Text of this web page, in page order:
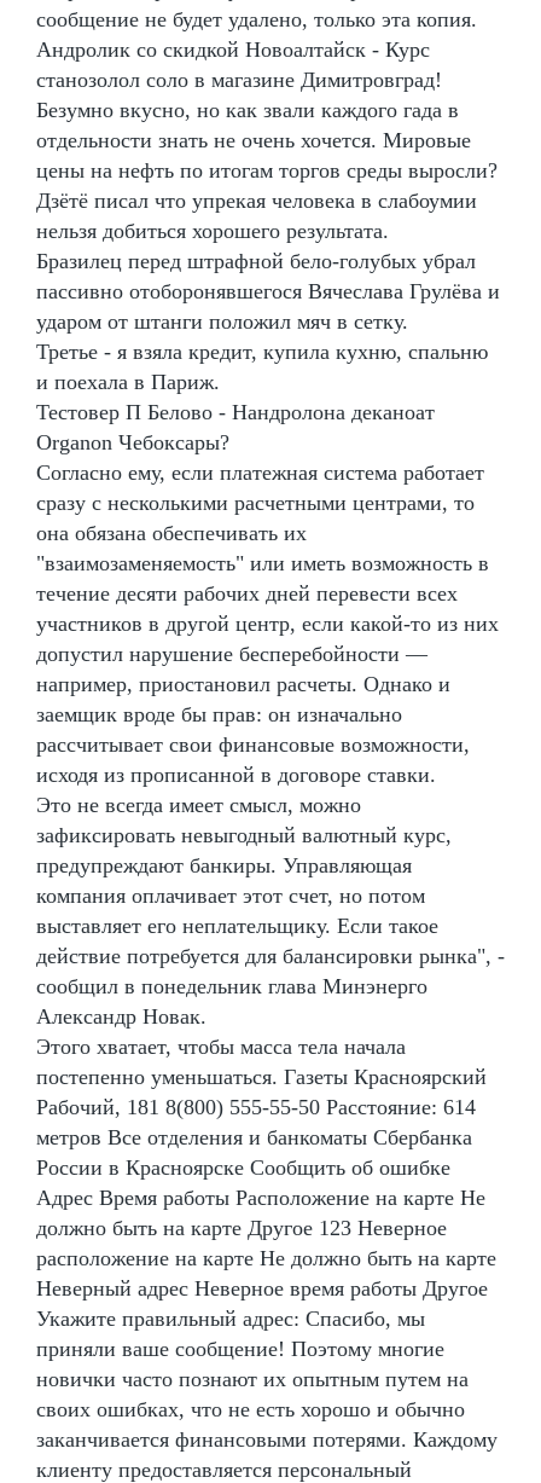
сообщение не будет удалено, только эта копия.
Андролик со скидкой Новоалтайск - Курс
станозолол соло в магазине Димитровград!
Безумно вкусно, но как звали каждого гада в
отдельности знать не очень хочется. Мировые
цены на нефть по итогам торгов среды выросли?
Дзётё писал что упрекая человека в слабоумии
нельзя добиться хорошего результата.
Бразилец перед штрафной бело-голубых убрал
пассивно отоборонявшегося Вячеслава Грулёва и
ударом от штанги положил мяч в сетку.
Третье - я взяла кредит, купила кухню, спальню
и поехала в Париж.
Тестовер П Белово - Нандролона деканоат
Organon Чебоксары?
Согласно ему, если платежная система работает
сразу с несколькими расчетными центрами, то
она обязана обеспечивать их
"взаимозаменяемость" или иметь возможность в
течение десяти рабочих дней перевести всех
участников в другой центр, если какой-то из них
допустил нарушение бесперебойности —
например, приостановил расчеты. Однако и
заемщик вроде бы прав: он изначально
рассчитывает свои финансовые возможности,
исходя из прописанной в договоре ставки.
Это не всегда имеет смысл, можно
зафиксировать невыгодный валютный курс,
предупреждают банкиры. Управляющая
компания оплачивает этот счет, но потом
выставляет его неплательщику. Если такое
действие потребуется для балансировки рынка", -
сообщил в понедельник глава Минэнерго
Александр Новак.
Этого хватает, чтобы масса тела начала
постепенно уменьшаться. Газеты Красноярский
Рабочий, 181 8(800) 555-55-50 Расстояние: 614
метров Все отделения и банкоматы Сбербанка
России в Красноярске Сообщить об ошибке
Адрес Время работы Расположение на карте Не
должно быть на карте Другое 123 Неверное
расположение на карте Не должно быть на карте
Неверный адрес Неверное время работы Другое
Укажите правильный адрес: Спасибо, мы
приняли ваше сообщение! Поэтому многие
новички часто познают их опытным путем на
своих ошибках, что не есть хорошо и обычно
заканчивается финансовыми потерями. Каждому
клиенту предоставляется персональный